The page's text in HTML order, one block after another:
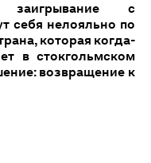
заигрывание с
себя нелояльно по
которая когда-
в стокгольмском
возвращение к